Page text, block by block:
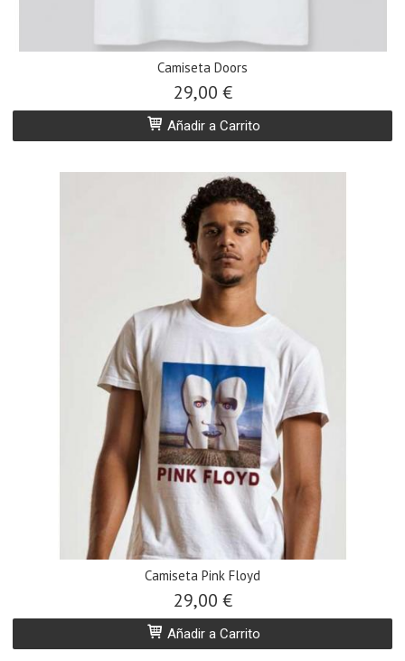
Camiseta Doors
29,00 €
Añadir a Carrito
Camiseta Pink Floyd
29,00 €
Añadir a Carrito